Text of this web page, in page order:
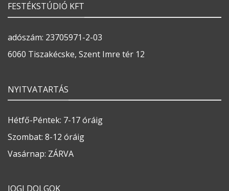
FESTÉKSTÚDIÓ KFT
adószám: 23705971-2-03
6060 Tiszakécske, Szent Imre tér 12
NYITVATARTÁS
Hétfő-Péntek: 7-17 óráig
Szombat: 8-12 óráig
Vasárnap: ZÁRVA
JOGI DOLGOK